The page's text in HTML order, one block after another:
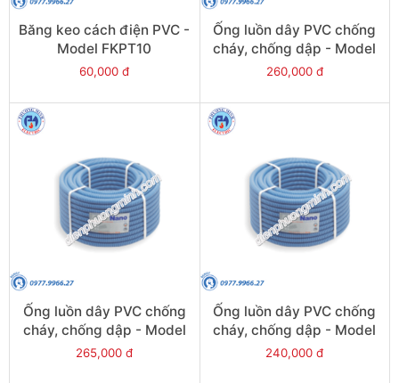
Băng keo cách điện PVC -
Model FKPT10
60,000 đ
Ống luồn dây PVC chống
cháy, chống dập - Model
FRG32GH
260,000 đ
Ống luồn dây PVC chống
cháy, chống dập - Model
FRG25GS
265,000 đ
Ống luồn dây PVC chống
cháy, chống dập - Model
FRG20G
240,000 đ